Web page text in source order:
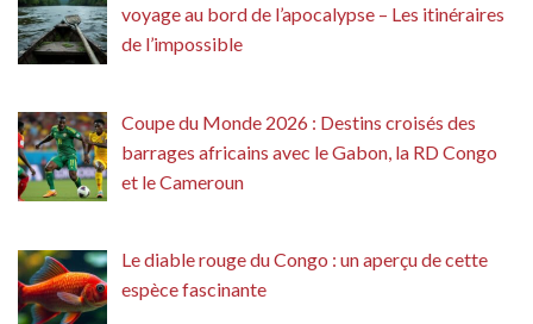
voyage au bord de l’apocalypse – Les itinéraires
de l’impossible
Coupe du Monde 2026 : Destins croisés des
barrages africains avec le Gabon, la RD Congo
et le Cameroun
Le diable rouge du Congo : un aperçu de cette
espèce fascinante